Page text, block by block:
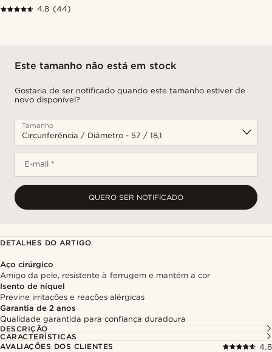
4.8 (44)
Este tamanho não está em stock
Gostaria de ser notificado quando este tamanho estiver de
novo disponível?
Tamanho
E-mail *
QUERO SER NOTIFICADO
DETALHES DO ARTIGO
Aço cirúrgico
Amigo da pele, resistente à ferrugem e mantém a cor
Isento de níquel
Previne irritações e reações alérgicas
Garantia de 2 anos
Qualidade garantida para confiança duradoura
DESCRIÇÃO
CARACTERÍSTICAS
AVALIAÇÕES DOS CLIENTES
4.8